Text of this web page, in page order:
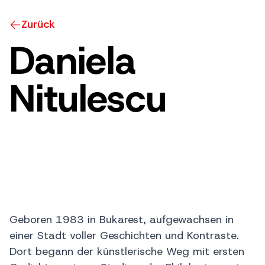
Zurück
Daniela
Nitulescu
Geboren 1983 in Bukarest, aufgewachsen in
einer Stadt voller Geschichten und Kontraste.
Dort begann der künstlerische Weg mit ersten